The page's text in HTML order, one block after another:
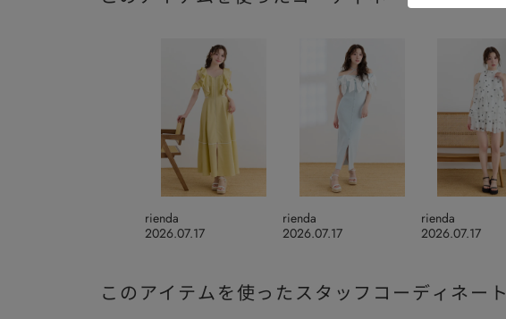
2026.07.17
rienda
2026.07.17
rienda
2026.07.17
rienda
このアイテムを使ったスタッフコーディネート